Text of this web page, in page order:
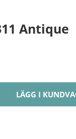
Antique
LÄGG I